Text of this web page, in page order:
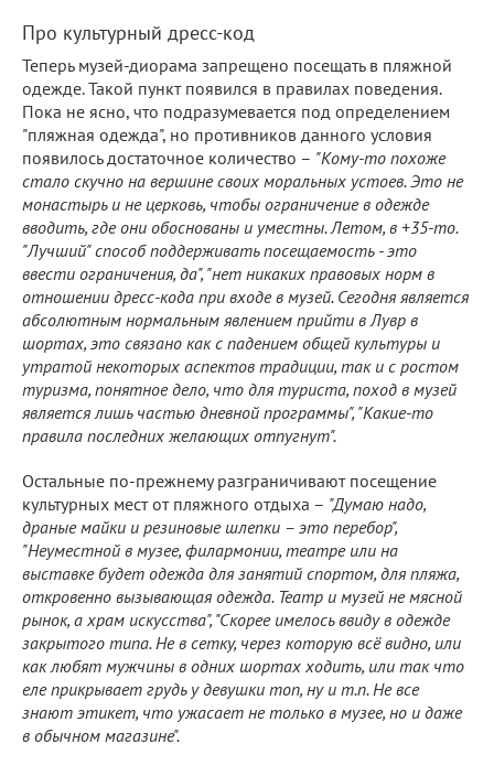
Про культурный дресс-код
Теперь музей-диорама запрещено посещать в пляжной
одежде. Такой пункт появился в правилах поведения.
Пока не ясно, что подразумевается под определением
"пляжная одежда", но противников данного условия
появилось достаточное количество – "Кому-то похоже
стало скучно на вершине своих моральных устоев. Это не
монастырь и не церковь, чтобы ограничение в одежде
вводить, где они обоснованы и уместны. Летом, в +35-то.
"Лучший" способ поддерживать посещаемость - это
ввести ограничения, да", "нет никаких правовых норм в
отношении дресс-кода при входе в музей. Сегодня является
абсолютным нормальным явлением прийти в Лувр в
шортах, это связано как с падением общей культуры и
утратой некоторых аспектов традиции, так и с ростом
туризма, понятное дело, что для туриста, поход в музей
является лишь частью дневной программы", "Какие-то
правила последних желающих отпугнут".
Остальные по-прежнему разграничивают посещение
культурных мест от пляжного отдыха – "Думаю надо,
драные майки и резиновые шлепки – это перебор",
"Неуместной в музее, филармонии, театре или на
выставке будет одежда для занятий спортом, для пляжа,
откровенно вызывающая одежда. Театр и музей не мясной
рынок, а храм искусства", "Скорее имелось ввиду в одежде
закрытого типа. Не в сетку, через которую всё видно, или
как любят мужчины в одних шортах ходить, или так что
еле прикрывает грудь у девушки топ, ну и т.п. Не все
знают этикет, что ужасает не только в музее, но и даже
в обычном магазине".